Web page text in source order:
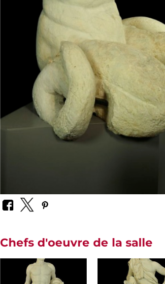
Chefs d'oeuvre de la salle